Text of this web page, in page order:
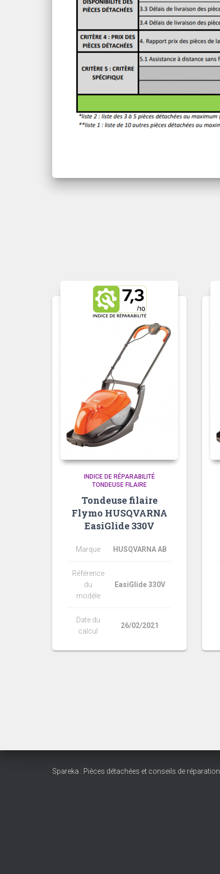
INDICE DE RÉPARABILITÉ
TONDEUSE FILAIRE
Tondeuse filaire
Flymo HUSQVARNA
EasiGlide 330V
Marque HUSQVARNA AB
Référence
du
modèle
EasiGlide 330V
Date du
calcul
26/02/2021
Spareka : Pièces détachées et conseils de réparation